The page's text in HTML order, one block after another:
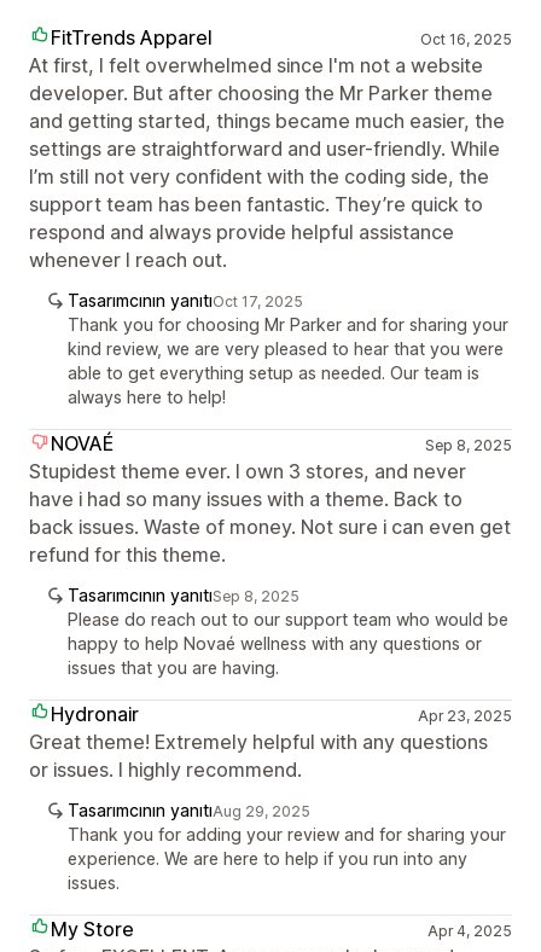
FitTrends Apparel Oct 16, 2025
At first, I felt overwhelmed since I'm not a website
developer. But after choosing the Mr Parker theme
and getting started, things became much easier, the
settings are straightforward and user-friendly. While
I’m still not very confident with the coding side, the
support team has been fantastic. They’re quick to
respond and always provide helpful assistance
whenever I reach out.
Tasarımcının yanıtıOct 17, 2025
Thank you for choosing Mr Parker and for sharing your
kind review, we are very pleased to hear that you were
able to get everything setup as needed. Our team is
always here to help!
NOVAÉ Sep 8, 2025
Stupidest theme ever. I own 3 stores, and never
have i had so many issues with a theme. Back to
back issues. Waste of money. Not sure i can even get
refund for this theme.
Tasarımcının yanıtıSep 8, 2025
Please do reach out to our support team who would be
happy to help Novaé wellness with any questions or
issues that you are having.
Hydronair Apr 23, 2025
Great theme! Extremely helpful with any questions
or issues. I highly recommend.
Tasarımcının yanıtıAug 29, 2025
Thank you for adding your review and for sharing your
experience. We are here to help if you run into any
issues.
My Store Apr 4, 2025